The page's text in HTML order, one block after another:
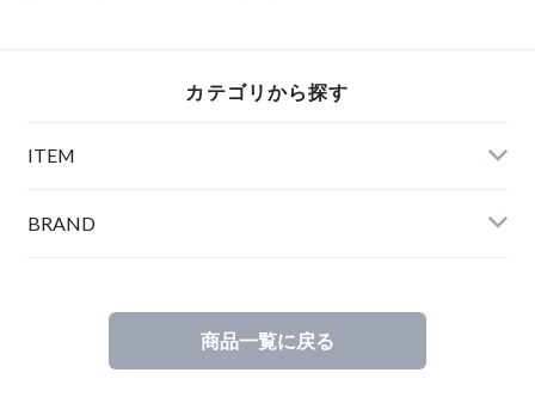
カテゴリから探す
ITEM
BRAND
商品一覧に戻る